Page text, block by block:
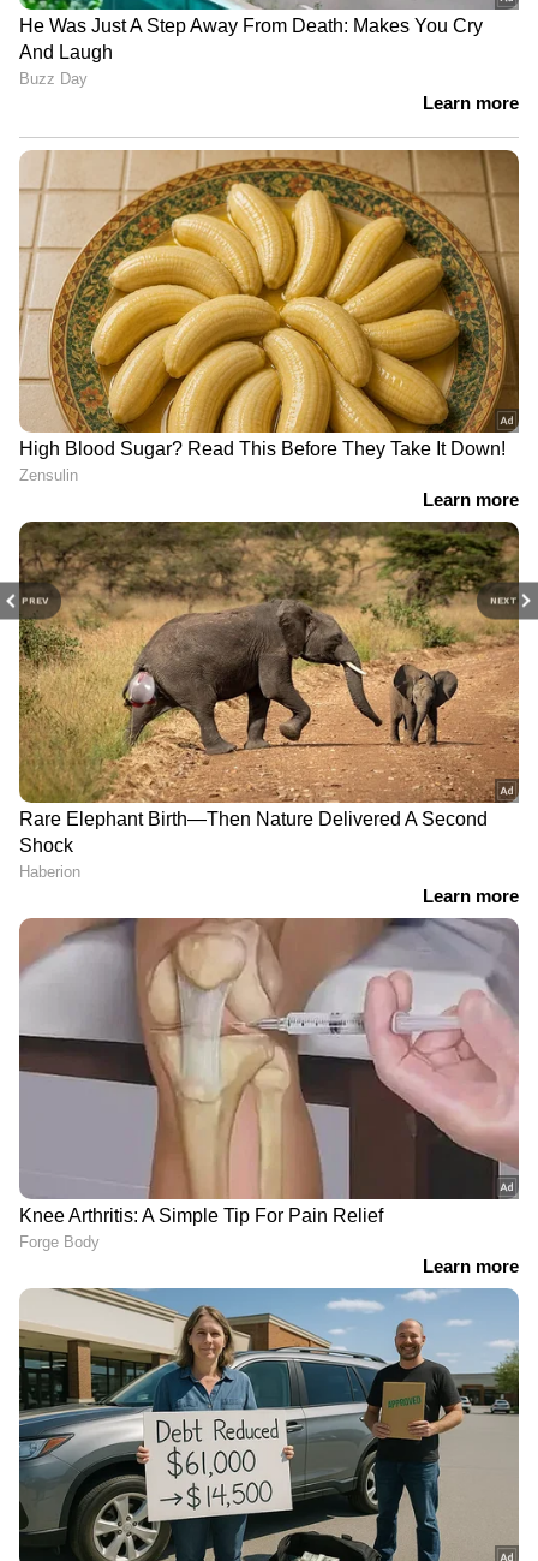
PREV NEXT
ആവശ്യം ഷായെ
അറിയിക്കണമെന്ന് രാജ്യസഭാ
അധ്യക്ഷന്‍ | Amit Shah